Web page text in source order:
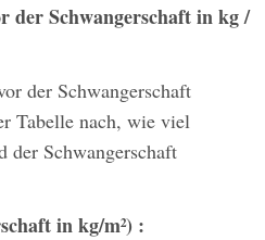
der Schwangerschaft in kg /
der Schwangerschaft
Tabelle nach, wie viel
der Schwangerschaft
in kg/m²) :